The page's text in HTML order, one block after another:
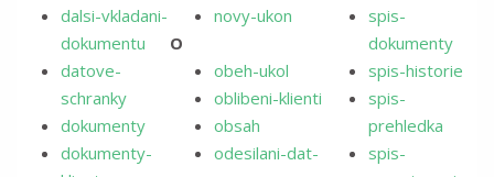
dalsi-vkladani-
dokumentu
datove-
schranky
dokumenty
dokumenty-
novy-ukon
O
obeh-ukol
oblibeni-klienti
obsah
odesilani-dat-
spis-
dokumenty
spis-historie
spis-
prehledka
spis-